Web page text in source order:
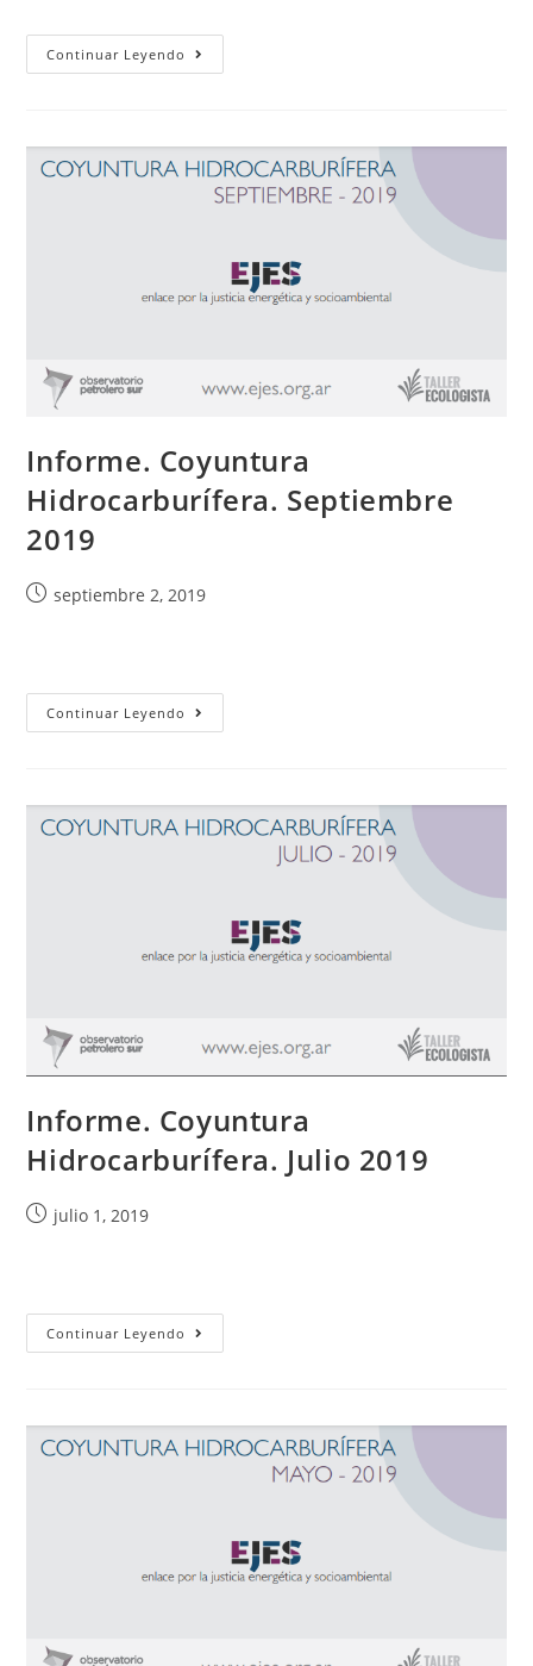
Continuar Leyendo
Informe. Coyuntura
Hidrocarburífera. Septiembre
2019
septiembre 2, 2019
Continuar Leyendo
Informe. Coyuntura
Hidrocarburífera. Julio 2019
julio 1, 2019
Continuar Leyendo